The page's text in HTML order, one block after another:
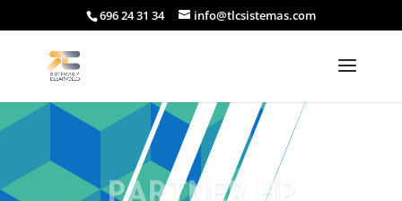
696 24 31 34 info@tlcsistemas.com
PARTNER HP